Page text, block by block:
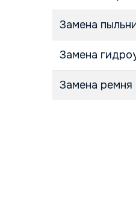
Замена
Замена
Замена ремня